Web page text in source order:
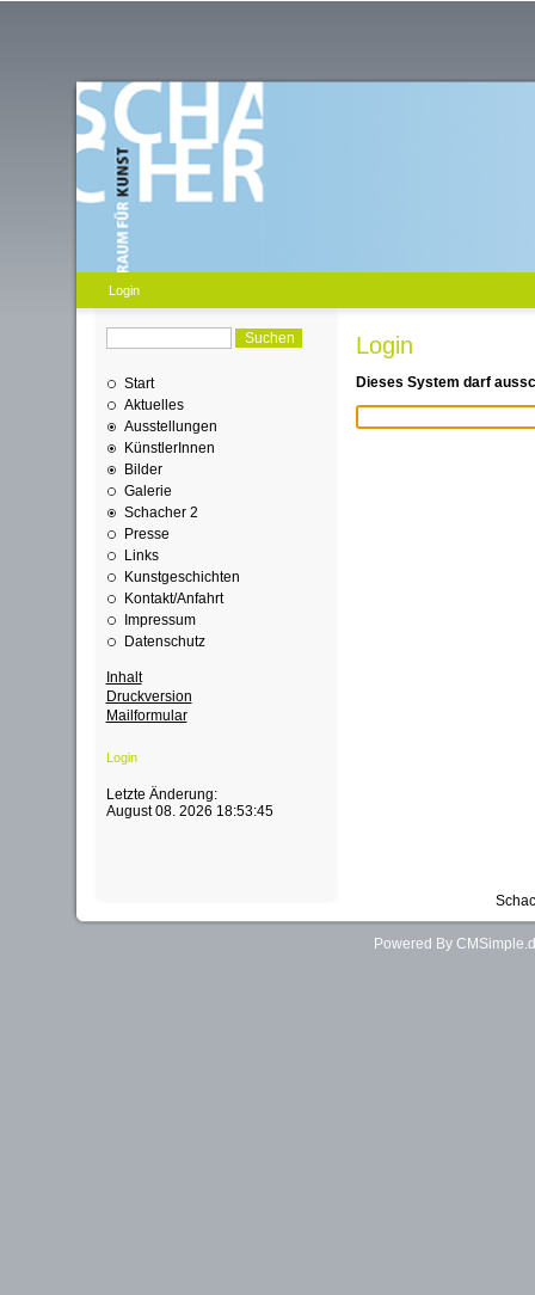
Login
Start
Aktuelles
Ausstellungen
KünstlerInnen
Bilder
Galerie
Schacher 2
Presse
Links
Kunstgeschichten
Kontakt/Anfahrt
Impressum
Datenschutz
Inhalt
Druckversion
Mailformular
Login
Letzte Änderung:
August 08. 2026 18:53:45
Login
Dieses System darf
Powered By